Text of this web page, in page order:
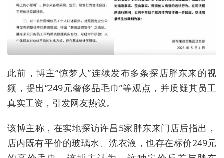
此前，博主“惊梦人”连续发布多条探店胖东来的视
频，提出“249元奢侈品毛巾”等观点，并质疑其员工
真实工资，引发网友热议。
该博主称，在实地探访许昌5家胖东来门店后指出，
店内既有平价的玻璃水、洗衣液，也存在标价249元